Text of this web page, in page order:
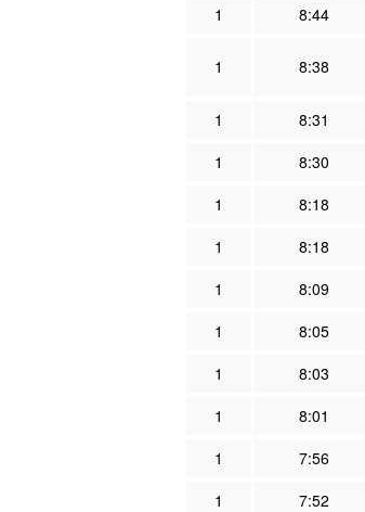
1
8:44
1 8:38
1
8:31
1
8:30
1
8:18
1
8:18
1
8:09
1
8:05
1
8:03
1
8:01
1
7:56
1
7:52